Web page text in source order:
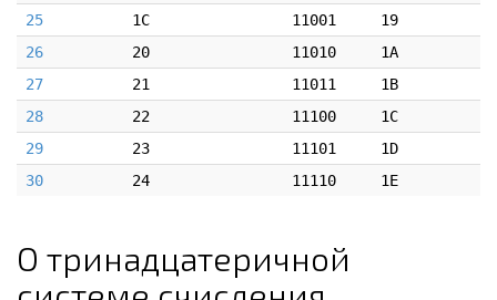
25
1C 11001
19
26
20 11010
1A
27
21 11011
1B
28
22 11100
1C
29
23 11101
1D
30
24 11110 1E
О тринадцатеричной